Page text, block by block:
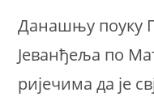
Данашњу поуку
Јеванђеља по
ријечима да је